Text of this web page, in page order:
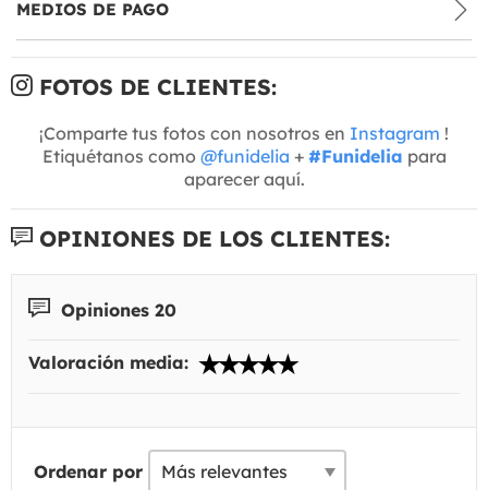
MEDIOS DE PAGO
FOTOS DE CLIENTES:
¡Comparte tus fotos con nosotros en Instagram !
Etiquétanos como @funidelia + #Funidelia para
aparecer aquí.
OPINIONES DE LOS CLIENTES:
Opiniones 20
Valoración media:
Ordenar por